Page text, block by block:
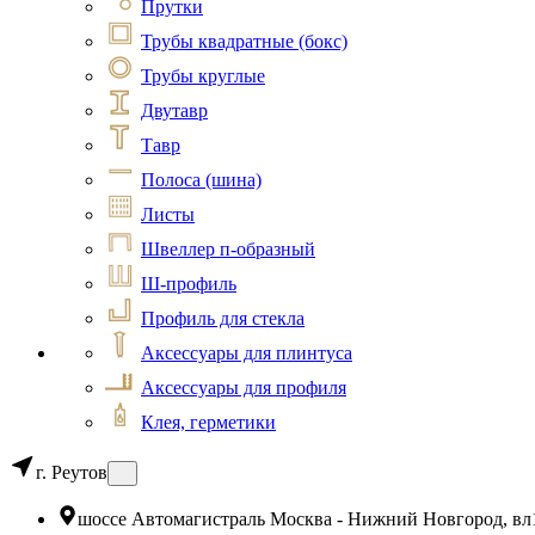
Прутки
Трубы квадратные (бокс)
Трубы круглые
Двутавр
Тавр
Полоса (шина)
Листы
Швеллер п-образный
Ш-профиль
Профиль для стекла
Аксессуары для плинтуса
Аксессуары для профиля
Клея, герметики
г. Реутов
шоссе Автомагистраль Москва - Нижний Новгород,